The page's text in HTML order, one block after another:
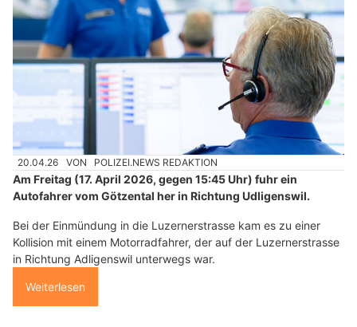
20.04.26 VON POLIZEI.NEWS REDAKTION
Am Freitag (17. April 2026, gegen 15:45 Uhr) fuhr ein
Autofahrer vom Götzental her in Richtung Udligenswil.
Bei der Einmündung in die Luzernerstrasse kam es zu einer
Kollision mit einem Motorradfahrer, der auf der Luzernerstrasse
in Richtung Adligenswil unterwegs war.
Weiterlesen